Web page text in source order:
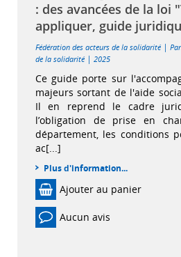
: des avancées de la loi
appliquer, guide
Fédération des acteurs de la solidarité |
de la solidarité | 2025
Ce guide porte sur
majeurs sortant de l'aide
Il en reprend le cadre
l’obligation de prise en
département, les conditions
ac[...]
Plus d'information...
Ajouter au panier
Aucun avis